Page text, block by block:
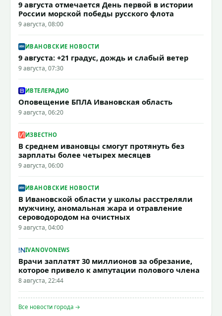
9 августа отмечается День первой в истории
России морской победы русского флота
9 августа, 08:00
ИВАНОВСКИЕ НОВОСТИ
9 августа: +21 градус, дождь и слабый ветер
9 августа, 07:30
ИВТЕЛЕРАДИО
Оповещение БПЛА Ивановская область
9 августа, 06:20
ИЗВЕСТНО
В среднем ивановцы смогут протянуть без
зарплаты более четырех месяцев
9 августа, 06:00
ИВАНОВСКИЕ НОВОСТИ
В Ивановской области у школы расстреляли
мужчину, аномальная жара и отравление
сероводородом на очистных
9 августа, 04:00
IVANOVONEWS
Врачи заплатят 30 миллионов за обрезание,
которое привело к ампутации полового члена
8 августа, 22:44
Все новости города →